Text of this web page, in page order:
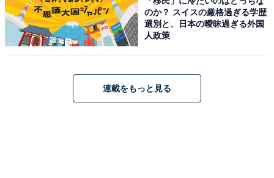
のか？ スイスの厳格過ぎる学歴
選別と、日本の曖昧過ぎる外国
人政策
連載をもっと見る